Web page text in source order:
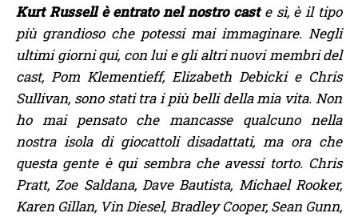
Kurt Russell è entrato nel nostro caste sì, è il tipo
più grandioso che potessi mai immaginare. Negli
ultimi giorni qui, con lui e gli altri nuovi membri del
cast, Pom Klementieff, Elizabeth Debicki e Chris
Sullivan, sono stati tra i più belli della mia vita. Non
ho mai pensato che mancasse qualcuno nella
nostra isola di giocattoli disadattati, ma ora che
questa gente è qui sembra che avessi torto. Chris
Pratt, Zoe Saldana, Dave Bautista, Michael Rooker,
Karen Gillan, Vin Diesel, Bradley Cooper, Sean Gunn,